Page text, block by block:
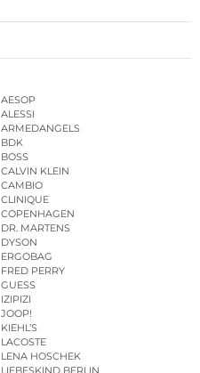
AESOP
ALESSI
ARMEDANGELS
BDK
BOSS
CALVIN KLEIN
CAMBIO
CLINIQUE
COPENHAGEN
DR. MARTENS
DYSON
ERGOBAG
FRED PERRY
GUESS
IZIPIZI
JOOP!
KIEHL’S
LACOSTE
LENA HOSCHEK